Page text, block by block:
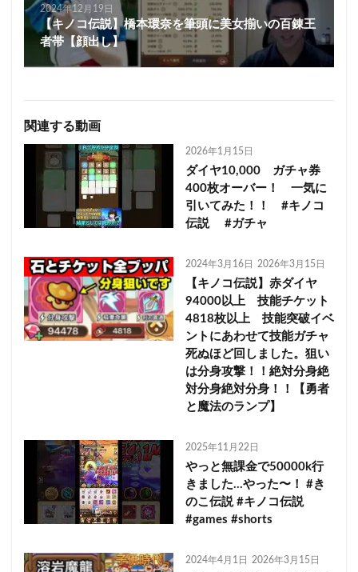
2024年12月19日
【キノコ伝説】橋本環奈を筆頭に美女揃いの百錬王
者帯【顔出し】
関連する動画
2026年1月15日
ダイヤ10,000 ガチャ券
400枚オーバー！ 一気に
引いてみた！！ #キノコ
伝説 #ガチャ
2024年3月16日 2026年3月15日
【キノコ伝説】赤ダイヤ
94000以上 技能チケット
4818枚以上 技能突破イベ
ントにあわせて技能ガチャ
死ぬほど回しました。狙い
は分身攻撃！！絶対分身絶
対分身絶対分身！！【勇者
と魔法のランプ】
2025年11月22日
やっと無課金で50000k行
きました…やった〜！ #き
のこ伝説 #キノコ伝説
#games #shorts
2024年4月1日 2026年3月15日